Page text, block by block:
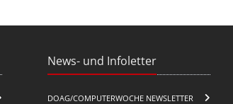
News- und Infoletter
DOAG/COMPUTERWOCHE NEWSLETTER